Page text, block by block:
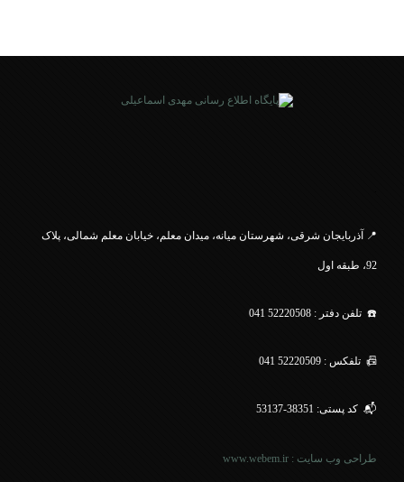
📍 آذربایجان شرقی، شهرستان میانه، میدان معلم، خیابان معلم شمالی، پلاک
92، طبقه اول
☎️ تلفن دفتر : 52220508 041
📠 تلفکس : 52220509 041
📬 کد پستی: 38351-53137
طراحی وب سایت : www.webem.ir